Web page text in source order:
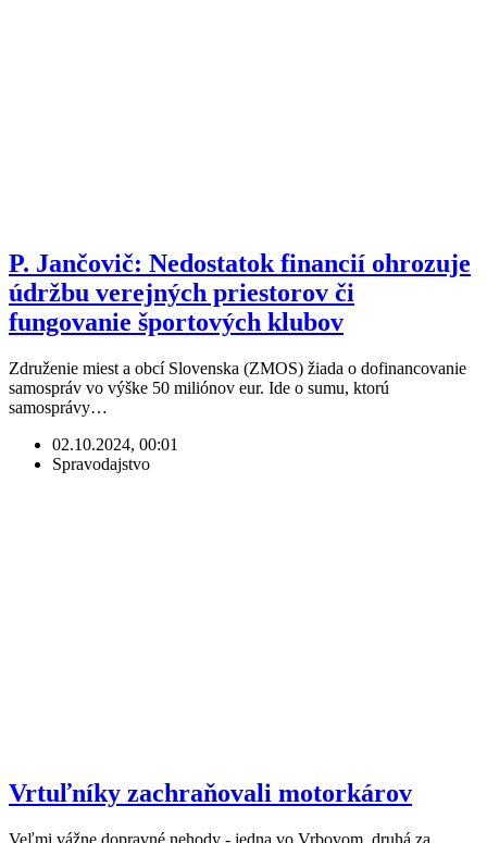
P. Jančovič: Nedostatok financií ohrozuje
údržbu verejných priestorov či
fungovanie športových klubov
Združenie miest a obcí Slovenska (ZMOS) žiada o dofinancovanie
samospráv vo výške 50 miliónov eur. Ide o sumu, ktorú
samosprávy…
02.10.2024, 00:01
Spravodajstvo
Vrtuľníky zachraňovali motorkárov
Veľmi vážne dopravné nehody - jedna vo Vrbovom, druhá za